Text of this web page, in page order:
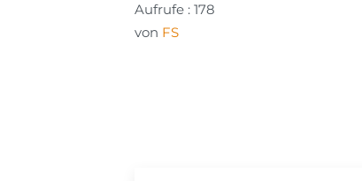
Aufrufe : 178
von FS